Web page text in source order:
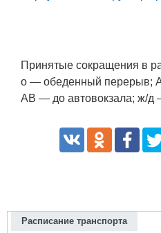
Принятые сокращения в
о — обеденный перерыв;
АВ — до автовокзала; ж/д
Расписание транспорта